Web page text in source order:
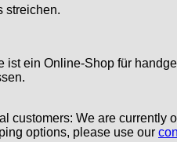
streichen.
ist ein Online-Shop für
customers: We are currently
options, please use our